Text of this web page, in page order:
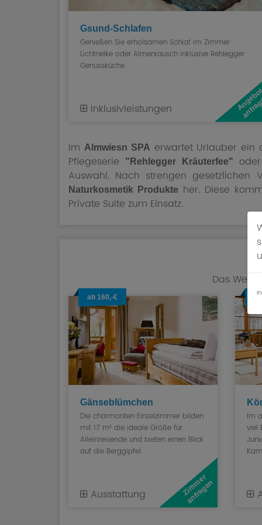
Gsund-Schlafen
Genießen Sie erholsamen Schlaf im Zimmer
Lichtnelke oder Almenrausch inklusive Rehlegger
Genussküche.
Inklusivleistungen
Im Almwiesn SPA erwartet Urlauber ein
Pflegeserie
"Rehlegger Kräuterfee"
Auswahl. Nach strengen
Naturkosmetik Produkte her. Diese
Private Suite zum Einsatz.
Das
ab 160,-€
Gänseblümchen
Die charmanten Einzelzimmer bilden
mit 17 m² die ideale Größe für
Alleinreisende und bieten einen Blick
auf die Berggipfel.
Ausstattung Z
i
m
m
e
r
a
n
f
r
a
g
e
n
Im
viel